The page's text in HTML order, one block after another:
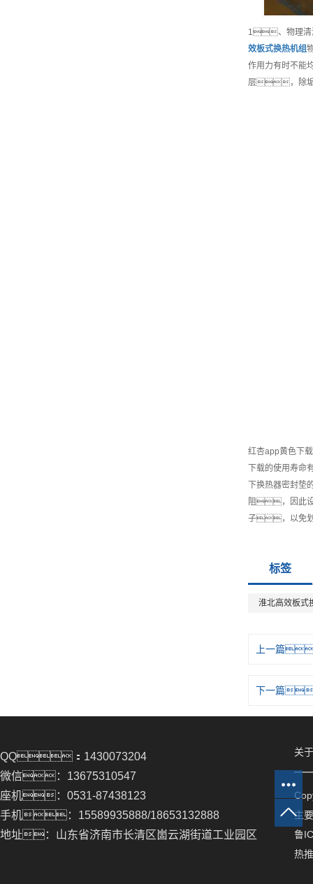
1、物理清
效板式换热机组
作用力有时不
层，除
红杏app黄色下
下载的使用寿
下换热器密
阻，因此
子，以免
标签
淮北高效板式
上一篇
下一篇
QQ：1430073204
微信：13675310547
座机：0531-87438123
手机：15589935888/18653132888
地址：山东省济南市长清区崮云湖街道工业园区
关
主
鲁
热